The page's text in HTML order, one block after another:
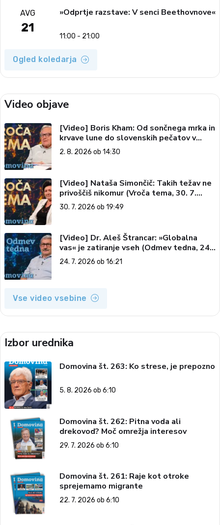
AVG
21
»Odprtje razstave: V senci Beethovnove«
11:00 - 21:00
Ogled koledarja
Video objave
[Video] Boris Kham: Od sončnega mrka in
krvave lune do slovenskih pečatov v
vesolju (Vroča tema, 2. 8. 2026)
2. 8. 2026 ob 14:30
[Video] Nataša Simončič: Takih težav ne
privoščiš nikomur (Vroča tema, 30. 7.
2026)
30. 7. 2026 ob 19:49
[Video] Dr. Aleš Štrancar: »Globalna
vas« je zatiranje vseh (Odmev tedna, 24.
7. 2026)
24. 7. 2026 ob 16:21
Vse video vsebine
Izbor urednika
Domovina št. 263: Ko strese, je prepozno
5. 8. 2026 ob 6:10
Domovina št. 262: Pitna voda ali
drekovod? Moč omrežja interesov
29. 7. 2026 ob 6:10
Domovina št. 261: Raje kot otroke
sprejemamo migrante
22. 7. 2026 ob 6:10